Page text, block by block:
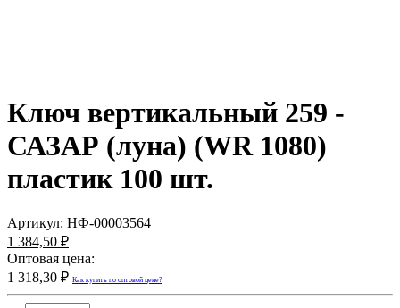
Ключ вертикальный 259 -
САЗАР (луна) (WR 1080)
пластик 100 шт.
Артикул: НФ-00003564
1 384,50 ₽
Оптовая цена:
1 318,30 ₽ Как купить по оптовой цене?